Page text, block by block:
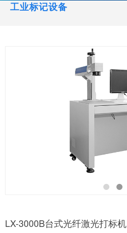
工业标记设备
LX-3000B台式光纤激光打标机